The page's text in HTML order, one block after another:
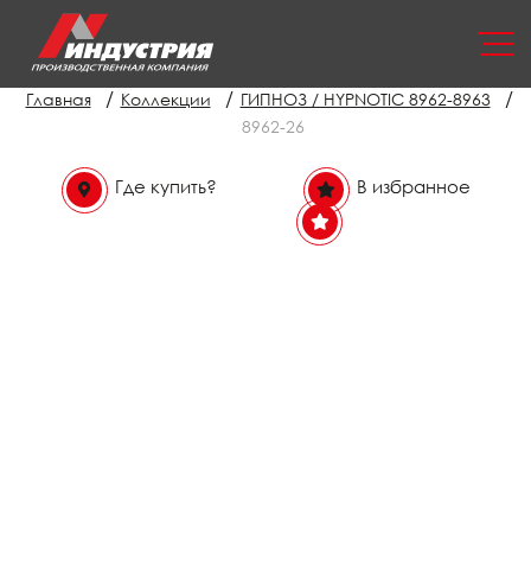
Главная / Коллекции / ГИПНОЗ / HYPNOTIC 8962-8963 /
8962-26
Где купить? В избранное